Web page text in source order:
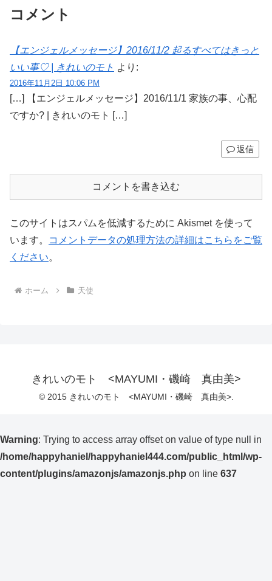
コメント
【エンジェルメッセージ】2016/11/2 起るすべてはきっと
いい事♡ | きれいのモト より:
2016年11月2日 10:06 PM
[…] 【エンジェルメッセージ】2016/11/1 家族の事、心配
ですか? | きれいのモト […]
返信
コメントを書き込む
このサイトはスパムを低減するために Akismet を使って
います。
コメントデータの処理方法の詳細はこちらをご覧
ください。
ホーム 天使
きれいのモト <MAYUMI・磯崎 真由美>
© 2015 きれいのモト <MAYUMI・磯崎 真由美>.
Warning: Trying to access array offset on value of type null in
/home/happyhaniel/happyhaniel444.com/public_html/wp-
content/plugins/amazonjs/amazonjs.php on line 637